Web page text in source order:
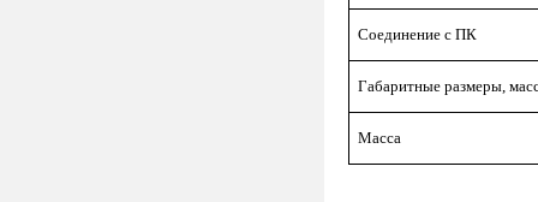
Соединение с ПК
Габаритные размеры,
Масса